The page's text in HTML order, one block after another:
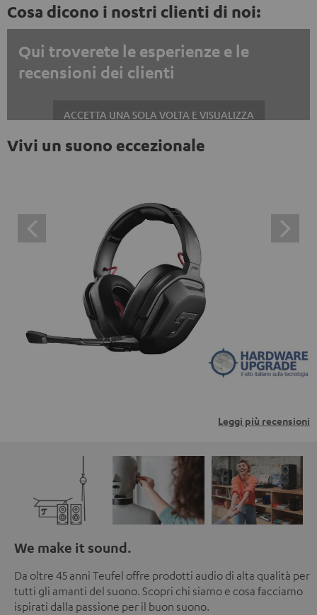
Cosa dicono i nostri clienti di noi:
Qui troverete le esperienze e le
recensioni dei clienti
ACCETTA UNA SOLA VOLTA E VISUALIZZA
Mostrare sempre i contenuti esterni? Attivalo nelle impostazioni privacy
semplice clic. Facendo clic sul contenuto, l'utente
acconsente alla visualizzazione del contenuto esterno.
Ciò significa che i dati personali possono essere
trasmessi a piattaforme di terzi. Per maggiori
informazioni al riguardo, consultare la nostra informativa
Vivi un suono eccezionale
Leggi più recensioni
We make it sound.
Da oltre 45 anni Teufel offre prodotti audio di alta qualità per
tutti gli amanti del suono. Scopri chi siamo e cosa facciamo
ispirati dalla passione per il buon suono.